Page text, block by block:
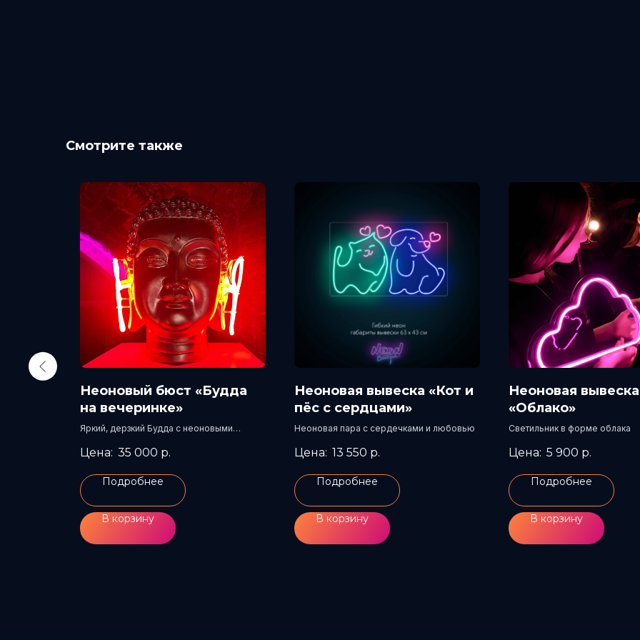
Смотрите также
Неоновый бюст «Будда
на вечеринке»
Яркий, дерзкий Будда с неоновыми
35 000 р.
Подробнее
В корзину
Неоновая вывеска «Кот и
пёс с сердцами»
Неоновая пара с сердечками и любовью
13 550 р.
Подробнее
В корзину
Неоновая вывеска
«Облако»
Светильник в форме облака
5 900 р.
Подробнее
В корзину